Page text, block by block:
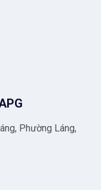
Phường Láng,